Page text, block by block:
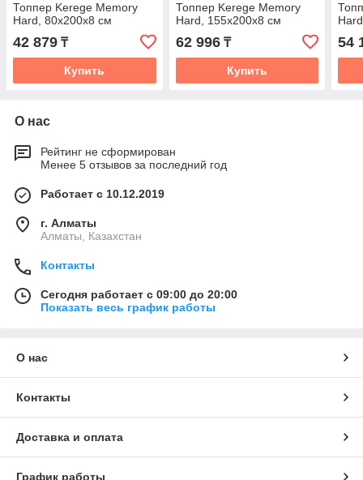
Топпер Kerege Memory
Hard, 80x200x8 см
42 879 ₸
Купить
Топпер Kerege Memory
Hard, 155x200x8 см
62 996₸
Купить
54
О нас
Рейтинг не сформирован
Менее 5 отзывов за последний год
Работает с 10.12.2019
г. Алматы
Алматы, Казахстан
Контакты
Сегодня работает с 09:00 до 20:00
Показать весь график работы
О нас
Контакты
Доставка и оплата
График работы